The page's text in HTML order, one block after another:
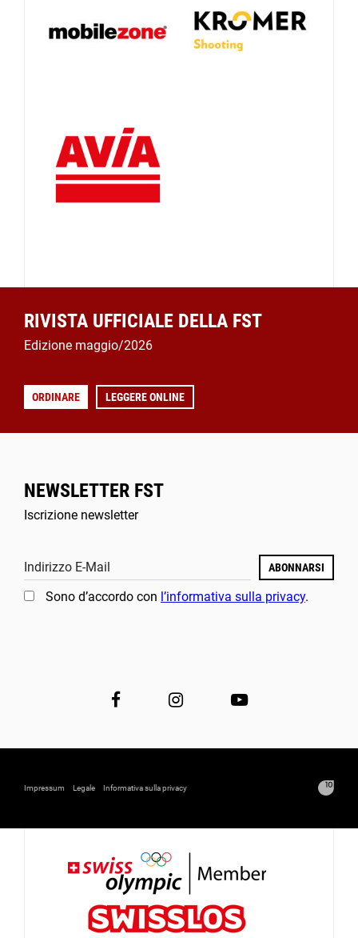
RIVISTA UFFICIALE DELLA FST
Edizione maggio/2026
ORDINARE LEGGERE ONLINE
NEWSLETTER FST
Iscrizione newsletter
Indirizzo E-Mail ABONNARSI
Sono d’accordo con l’informativa sulla privacy.
Impressum Legale Informativa sulla privacy